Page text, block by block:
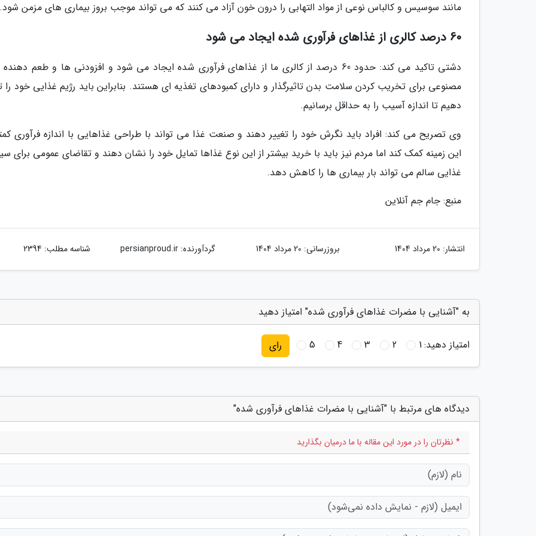
مانند سوسیس و کالباس نوعی از مواد التهابی را درون خون آزاد می کنند که می تواند موجب بروز بیماری های مزمن شود.
60 درصد کالری از غذاهای فرآوری شده ایجاد می شود
دشتی تاکید می کند: حدود 60 درصد از کالری ما از غذاهای فرآوری شده ایجاد می شود و افزودنی ها و طعم
مصنوعی برای تخریب کردن سلامت بدن تاثیرگذار و دارای کمبودهای تغذیه ای هستند. بنابراین باید رژیم غذایی خود را
دهیم تا اندازه آسیب را به حداقل برسانیم.
وی تصریح می کند: افراد باید نگرش خود را تغییر دهند و صنعت غذا می تواند با طراحی غذاهایی با اندازه فرآوری
این زمینه کمک کند اما مردم نیز باید با خرید بیشتر از این نوع غذاها تمایل خود را نشان دهند و تقاضای عمومی برای
غذایی سالم می تواند بار بیماری ها را کاهش دهد.
منبع: جام جم آنلاین
انتشار: 20 مرداد 1404 بروزرسانی: 20 مرداد 1404 گردآورنده:persianproud.ir شناسه مطلب: 2394
به "آشنایی با مضرات غذاهای فرآوری شده" امتیاز دهید
امتیاز دهید:1
2
3
4
5 رای
دیدگاه های مرتبط با "آشنایی با مضرات غذاهای فرآوری شده"
* نظرتان را در مورد این مقاله با ما درمیان بگذارید